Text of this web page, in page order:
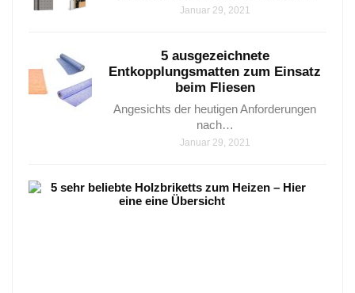
Januar 29, 2021
5 ausgezeichnete
Entkopplungsmatten zum Einsatz
beim Fliesen
Angesichts der heutigen Anforderungen
nach…
Januar 29, 2021